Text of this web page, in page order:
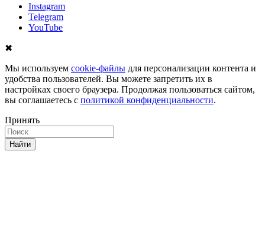
Instagram
Telegram
YouTube
✖
Мы используем cookie-файлы для персонализации контента и
удобства пользователей. Вы можете запретить их в
настройках своего браузера. Продолжая пользоваться сайтом,
вы соглашаетесь с политикой конфиденциальности.
Принять
Найти